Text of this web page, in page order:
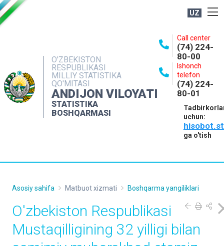
UZ
O'ZBEKISTON
RESPUBLIKASI
MILLIY STATISTIKA
QO'MITASI
ANDIJON VILOYATI
STATISTIKA
BOSHQARMASI
Call center
(74) 224-
80-00
Ishonch
telefon
(74) 224-
80-01
uchun:
ga o'tish
NASHRLAR
INTERAKTIV XIZMATLAR
MATBUOT XIZMATI
MUROJAATLAR
Asosiy sahifa Matbuot xizmati Boshqarma yangiliklari
O'zbekiston Respublikasi
Mustaqilligining 32 yilligi bilan